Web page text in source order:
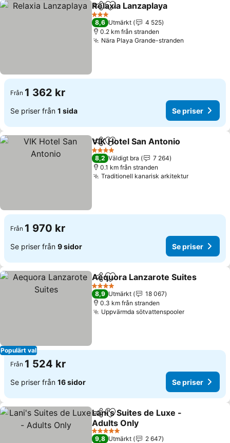
Dela Lägg till i Mina Favoriter
Relaxia Lanzaplaya
3 Stjärnor
8,6 Utmärkt
4 525
0.2 km från stranden
Nära Playa Grande-stranden
Från 1 362 kr
Se priser från 1 sida Se priser
Dela Lägg till i Mina Favoriter
VIK Hotel San Antonio
4 Stjärnor
8,2 Väldigt bra
7 264
0.1 km från stranden
Traditionell kanarisk arkitekturSe priser
Från 1 970 kr
Se priser från 9 sidor Se priser
Populärt val
Dela Lägg till i Mina Favoriter
Aequora Lanzarote Suites
4 Stjärnor
8,9 Utmärkt
18 067
0.3 km från stranden
Uppvärmda sötvattenspoolerSe priser
Från 1 524 kr
Se priser från 16 sidor Se priser
Dela Lägg till i Mina Favoriter
Lani's Suites de Luxe -
Adults Only
Se priser
5 Stjärnor
9,8 Utmärkt
2 647